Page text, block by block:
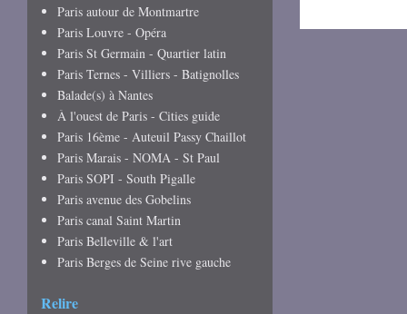
Paris autour de Montmartre
Paris Louvre - Opéra
Paris St Germain - Quartier latin
Paris Ternes - Villiers - Batignolles
Balade(s) à Nantes
À l'ouest de Paris - Cities guide
Paris 16ème - Auteuil Passy Chaillot
Paris Marais - NOMA - St Paul
Paris SOPI - South Pigalle
Paris avenue des Gobelins
Paris canal Saint Martin
Paris Belleville & l'art
Paris Berges de Seine rive gauche
Relire